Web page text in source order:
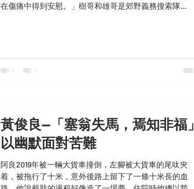
在傷痛中得到安慰。」樹哥和雄哥是郊野義務搜索隊
黃俊良—「塞翁失馬，焉知非福」
以幽默面對苦難
阿良2019年被一輛大貨車撞倒，左腳被大貨車的尾呔夾
着，被拖行了十米，意外後路上留下了一條十米長的血